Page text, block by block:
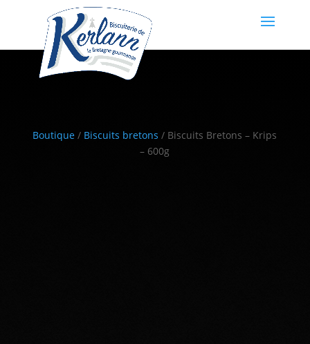
Boutique / Biscuits bretons / Biscuits Bretons – Krips
– 600g